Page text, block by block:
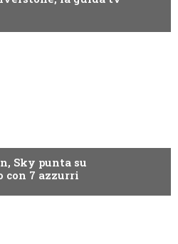
Sky punta su
con 7 azzurri